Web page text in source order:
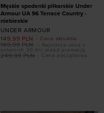
Męskie spodenki piłkarskie Under
Armour UA 96 Terrace Country -
niebieskie
UNDER ARMOUR
- Cena aktualna
149,99 PLN
- Cena początkowa
249,99 PLN
169,99 PLN
- Najniższa cena z
ostatnich 30 dni przed promocją